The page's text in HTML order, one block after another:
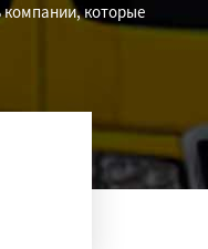
компании, которые